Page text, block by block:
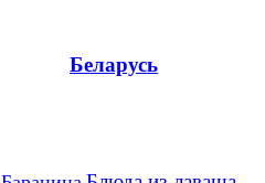
Беларусь